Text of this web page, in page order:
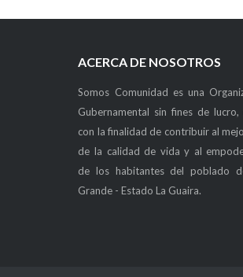
ACERCA DE NOSOTROS
Somos Comunidad es una
Gubernamental sin fines de lucro,
con la finalidad de contribuir al
de la calidad de vida y al
de los habitantes del poblado
Grande - Estado La Guaira.